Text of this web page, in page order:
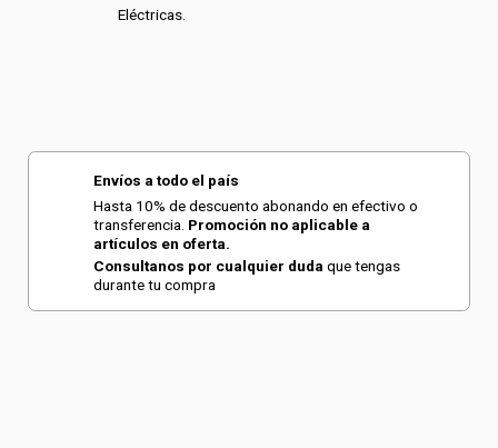
Eléctricas.
Envíos a todo el país
Hasta 10% de descuento abonando en efectivo o
transferencia. Promoción no aplicable a
artículos en oferta.
Consultanos por cualquier duda que tengas
durante tu compra